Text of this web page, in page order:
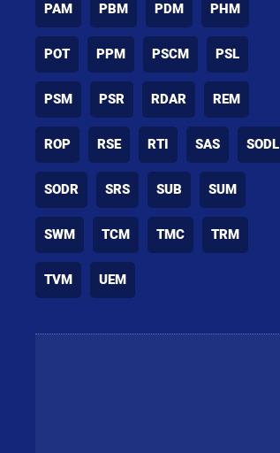
PAM PBM PDM PHM
POT PPM PSCM PSL
PSM PSR RDAR REM
ROP RSE RTI SAS SODL
SODR SRS SUB SUM
SWM TCM TMC TRM
TVM UEM